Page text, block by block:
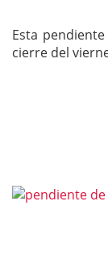
Esta
cierre del